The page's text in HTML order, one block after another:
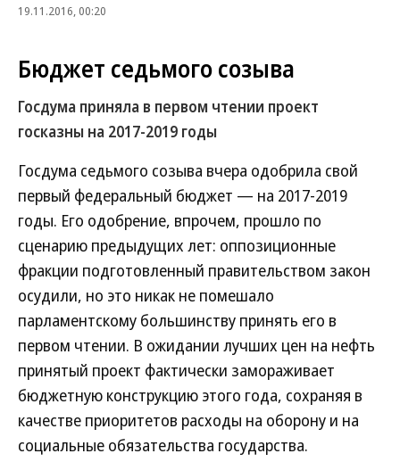
19.11.2016, 00:20
Бюджет седьмого созыва
Госдума приняла в первом чтении проект
госказны на 2017-2019 годы
Госдума седьмого созыва вчера одобрила свой
первый федеральный бюджет — на 2017-2019
годы. Его одобрение, впрочем, прошло по
сценарию предыдущих лет: оппозиционные
фракции подготовленный правительством закон
осудили, но это никак не помешало
парламентскому большинству принять его в
первом чтении. В ожидании лучших цен на нефть
принятый проект фактически замораживает
бюджетную конструкцию этого года, сохраняя в
качестве приоритетов расходы на оборону и на
социальные обязательства государства.